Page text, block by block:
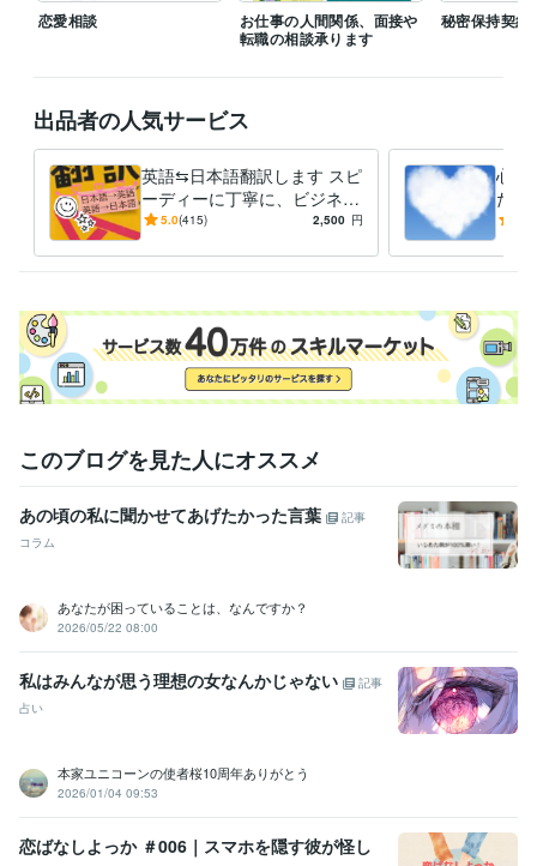
小学校教諭免許 取得年 : 2003年
取得年 : 2003年
心理カウンセラー ベーシック 取得年 : 2009年
TOEIC 取得年 : 2020年
ビジネス・クリエイティブツール
Excel:20年Google サイト:20年Google スプレッドシート:5年
PowerPoint:20年Word:20年SAP:8年 ChatGPT:0年
学歴
国立大学 2000年3月 ~ 2004年2月
恋愛相談
お仕事の人間関係、面接や
転職の相談承ります
秘密保持契約
出品者の人気サービス
英語⇆日本語翻訳します スピ
ーディーに丁寧に、ビジネ
ス・一般英語⇆日本語翻訳し
5.0(415) 2,500 円
心の
たし
験、
このブログを見た人にオススメ
あの頃の私に聞かせてあげたかった言葉
記事
コラム
あなたが困っていることは、なんですか？
2026/05/22 08:00
私はみんなが思う理想の女なんかじゃない
記事
占い
本家ユニコーンの使者桜10周年ありがとう
2026/01/04 09:53
恋ばなしよっか ＃006｜スマホを隠す彼が怪し